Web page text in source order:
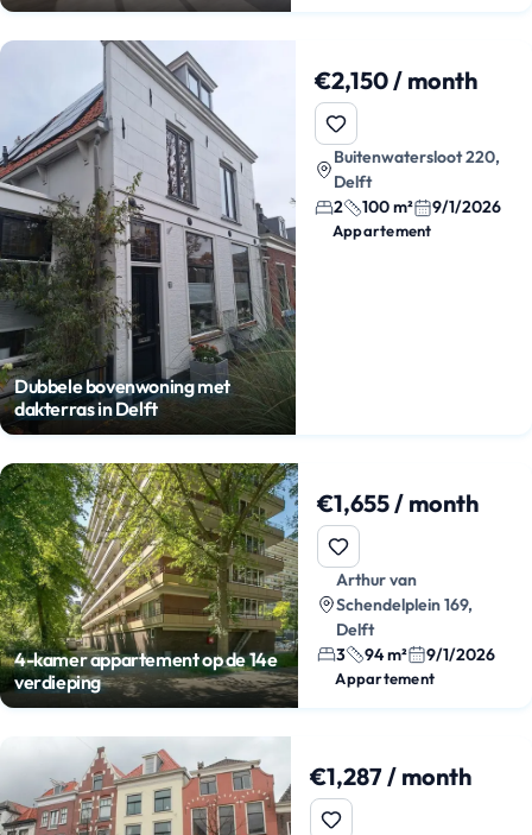
Dubbele bovenwoning met
dakterras in Delft
€2,150 / month
Buitenwatersloot 220,
Delft
2
100 m² 9/1/2026
Appartement
4-kamer appartement op de 14e
verdieping
€1,655 / month
Arthur van
Schendelplein 169,
Delft
3
94 m² 9/1/2026
Appartement
€1,287 / month